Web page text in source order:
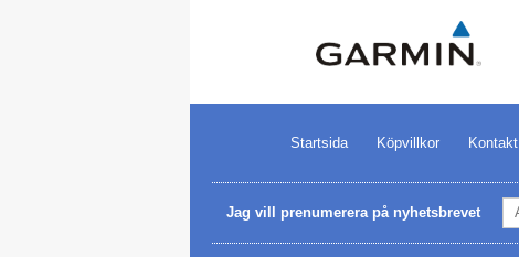
Startsida Köpvillkor Kontakt
Jag vill prenumerera på nyhetsbrevet